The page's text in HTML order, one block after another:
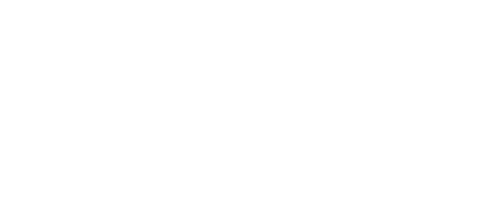
Haben Sie sich beispielsweise schon einmal gefragt,